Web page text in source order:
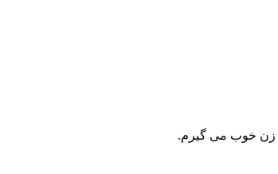
زن خوب می گیرم.